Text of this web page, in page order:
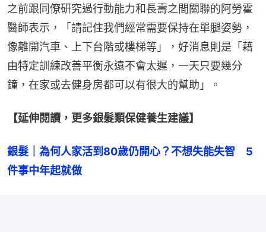
之前跟同僚研究過行動能力和長壽之間關聯的阿勞霍
醫師表示，「請記住我們經常需要保持在單腿姿勢，
像離開汽車、上下台階或樓梯等」，好消息則是「藉
由特定訓練改善平衡永遠不會太遲，一天只要幾分
鐘，在家或去健身房都可以有很大的幫助」。
【延伸閱讀，更多銀髮類保健養生建議】
銀髮｜為何人家活到80歲仍開心？不想失能失智　5
件事中年起就做